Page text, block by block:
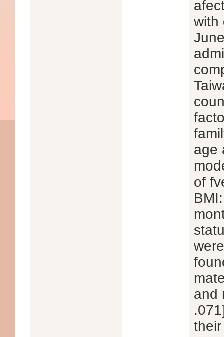
with
age
of
were
and